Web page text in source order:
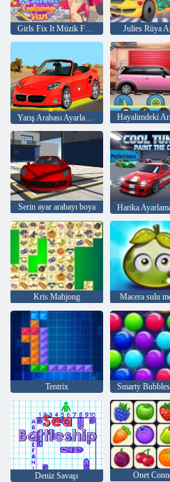
Julies Rüya
Yarış Arabası Ayarlama Değiştir
Serin ayar arabayı boya
Kris Mahjong Macera sulu
Tentrix
Deniz Savaşı Onet